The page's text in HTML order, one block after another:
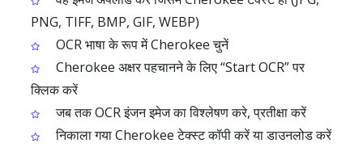
PNG, TIFF, BMP, GIF, WEBP)
OCR भाषा के रूप में Cherokee चुनें
Cherokee अक्षर पहचानने के लिए “Start OCR” पर
क्लिक करें
जब तक OCR इंजन इमेज का विश्लेषण करे, प्रतीक्षा करें
निकाला गया Cherokee टेक्स्ट कॉपी करें या डाउनलोड करें